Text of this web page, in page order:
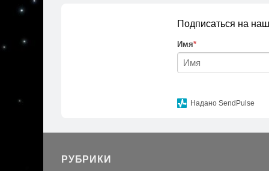
Подписаться на
Имя*
Надано SendPulse
РУБРИКИ